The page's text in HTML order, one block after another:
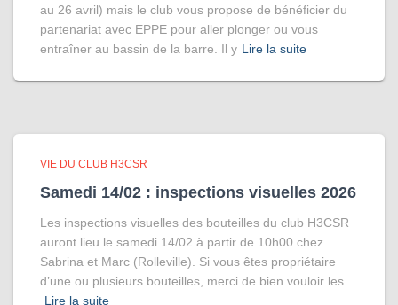
au 26 avril) mais le club vous propose de bénéficier du
partenariat avec EPPE pour aller plonger ou vous
entraîner au bassin de la barre. Il y Lire la suite
VIE DU CLUB H3CSR
Samedi 14/02 : inspections visuelles 2026
Les inspections visuelles des bouteilles du club H3CSR
auront lieu le samedi 14/02 à partir de 10h00 chez
Sabrina et Marc (Rolleville). Si vous êtes propriétaire
d’une ou plusieurs bouteilles, merci de bien vouloir les
Lire la suite